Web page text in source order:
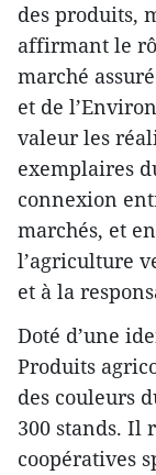
des produits,
affirmant le
marché
et de
valeur les
exemplaires
connexion
marchés, et
l’agriculture
et à la
Doté d’une
Produits
des couleurs
300 stands. Il
coopératives